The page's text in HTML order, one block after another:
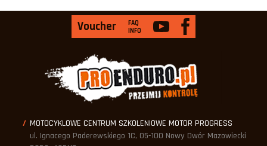
Voucher
FAQ
INFO
MOTOCYKLOWE CENTRUM SZKOLENIOWE MOTOR PROGRESS
ul. Ignacego Paderewskiego 1C, 05-100 Nowy Dwór Mazowiecki